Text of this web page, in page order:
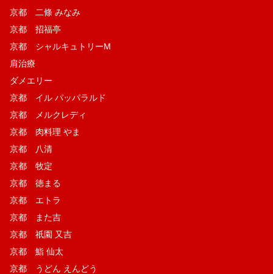
京都 二條 みなみ
京都 招福亭
京都 シャルキュトリーM
肩治療
ダメエリー
京都 イル パッパラルド
京都 メルクレディ
京都 肉料理 やま
京都 八清
京都 牧定
京都 徳まる
京都 エトラ
京都 また吉
京都 祇園 又吉
京都 鮨 仙太
京都 うどん えんどう